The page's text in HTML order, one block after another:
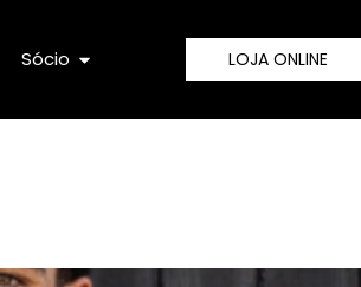
Sócio LOJA ONLINE